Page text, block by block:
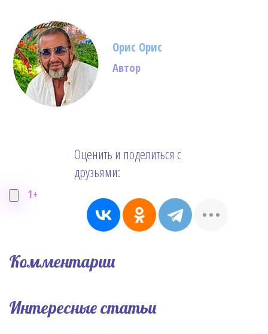
Орис Орис
Автор
1+
Оценить и поделиться с
друзьями:
Комментарии
Интересные статьи